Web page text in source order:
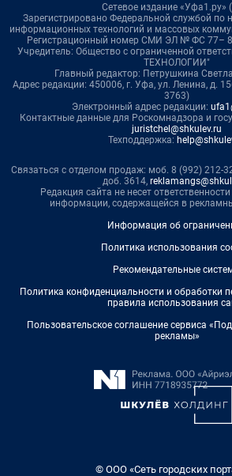
Сетевое издание «Уфа1.ру»
Зарегистрировано Федеральной службой по
информационных технологий и массовых
Регистрационный номер СМИ ЭЛ № ФС 77–
Учредитель: Общество с ограниченной
ТЕХНОЛОГИИ"
Главный редактор: Петрушкина
Адрес редакции: 450006, г. Уфа, ул. Ленина, д.
3763)
Электронный адрес редакции:
Контактные данные для Роскомнадзора и
juristchel@shkulev.ru
Техподдержка:
Связаться с отделом продаж: моб. 8 (992) 212-
доб. 3614,
Редакция сайта не несет
информации, содержащейся в
Информация об
Политика использования
Рекомендательные
Политика конфиденциальности и обработки
правила использования
Пользовательское соглашение сервиса
рекламы»
© ООО «Сеть городских